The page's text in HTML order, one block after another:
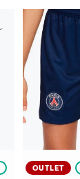
OUTLET